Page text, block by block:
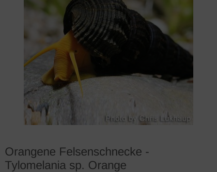
Orangene Felsenschnecke -
Tylomelania sp. Orange